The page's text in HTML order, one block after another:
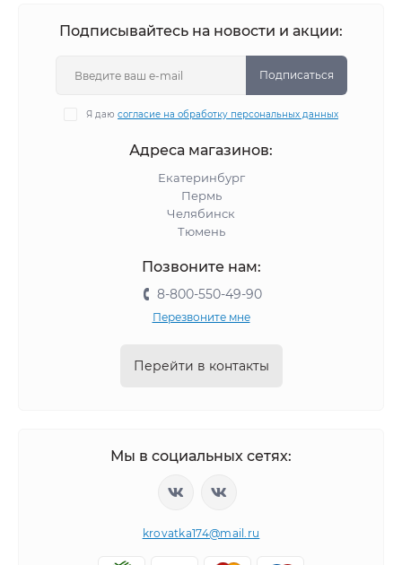
Подписывайтесь на новости и акции:
Подписаться
Я даю согласие на обработку персональных данных
Адреса магазинов:
Екатеринбург
Пермь
Челябинск
Тюмень
Позвоните нам:
8-800-550-49-90
Перезвоните мне
Перейти в контакты
Мы в социальных сетях:
krovatka174@mail.ru